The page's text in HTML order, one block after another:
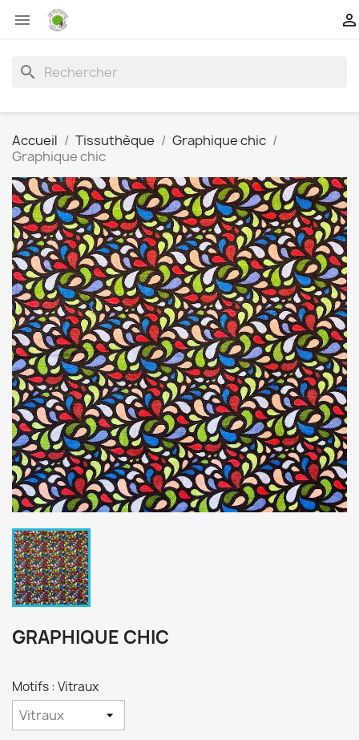
 
search
Accueil Tissuthèque
Graphique chic
Graphique chic
GRAPHIQUE CHIC
Motifs : Vitraux